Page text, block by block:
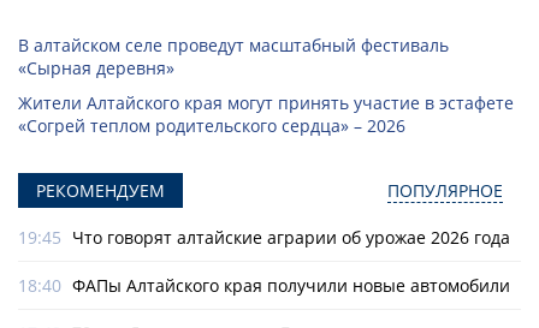
В алтайском селе проведут масштабный фестиваль
«Сырная деревня»
Жители Алтайского края могут принять участие в эстафете
«Согрей теплом родительского сердца» – 2026
РЕКОМЕНДУЕМ ПОПУЛЯРНОЕ
19:45 Что говорят алтайские аграрии об урожае 2026 года
18:40 ФАПы Алтайского края получили новые автомобили